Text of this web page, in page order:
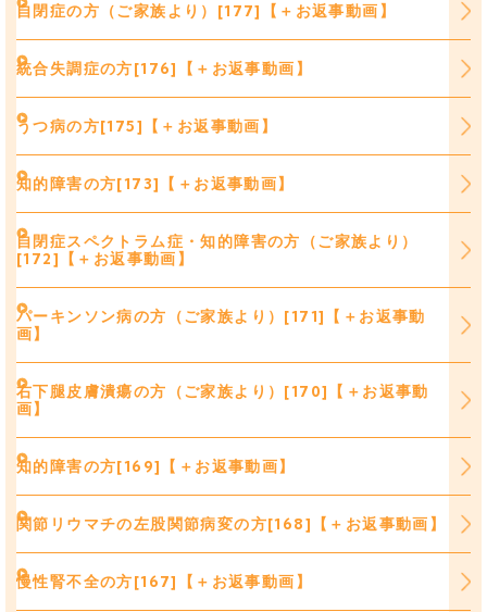
自閉症の方（ご家族より）[177]【＋お返事動画】
統合失調症の方[176]【＋お返事動画】
うつ病の方[175]【＋お返事動画】
知的障害の方[173]【＋お返事動画】
自閉症スペクトラム症・知的障害の方（ご家族より）
[172]【＋お返事動画】
パーキンソン病の方（ご家族より）[171]【＋お返事動
画】
右下腿皮膚潰瘍の方（ご家族より）[170]【＋お返事動
画】
知的障害の方[169]【＋お返事動画】
関節リウマチの左股関節病変の方[168]【＋お返事動画】
慢性腎不全の方[167]【＋お返事動画】